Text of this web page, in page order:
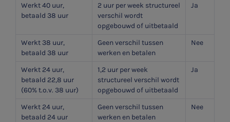
Werkt 40 uur,
betaald 38 uur
2 uur per week structureel
verschil wordt
opgebouwd of uitbetaald
Ja
Werkt 38 uur,
betaald 38 uur
Geen verschil tussen
werken en betalen
Nee
Werkt 24 uur,
betaald 22,8 uur
(60% t.o.v. 38 uur)
1,2 uur per week
structureel verschil wordt
opgebouwd of uitbetaald
Ja
Werkt 24 uur,
betaald 24 uur
Geen verschil tussen
werken en betalen
Nee